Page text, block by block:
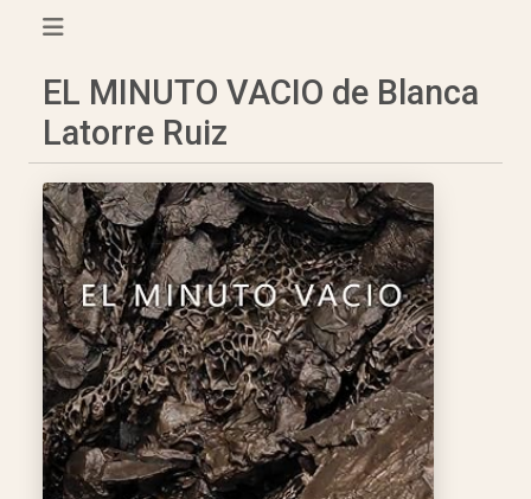
EL MINUTO VACIO de Blanca
Latorre Ruiz